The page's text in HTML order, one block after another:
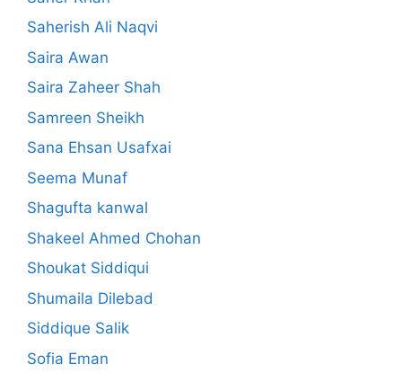
Saherish Ali Naqvi
Saira Awan
Saira Zaheer Shah
Samreen Sheikh
Sana Ehsan Usafxai
Seema Munaf
Shagufta kanwal
Shakeel Ahmed Chohan
Shoukat Siddiqui
Shumaila Dilebad
Siddique Salik
Sofia Eman